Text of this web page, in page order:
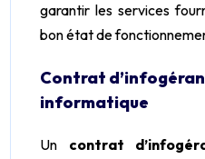
garantir les services
bon état de
Contrat
informatique
Un contrat